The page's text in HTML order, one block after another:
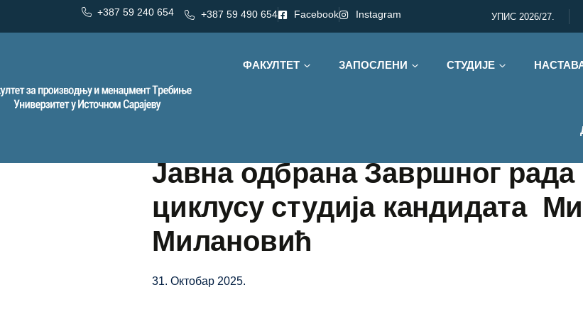
+387 59 240 654 +387 59 490 654 Facebook Instagram УПИС 2026/27.
ФАКУЛТЕТ ЗАПОСЛЕНИ СТУДИЈЕ
Јавна одбрана Завршног
циклусу студија кандидата
Милановић
31. Октобар 2025.